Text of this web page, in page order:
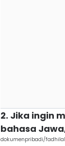
2. Jika ingin
bahasa
dokumenpribadi/